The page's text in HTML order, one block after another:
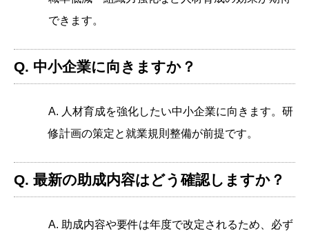
できます。
Q. 中小企業に向きますか？
A. 人材育成を強化したい中小企業に向きます。研
修計画の策定と就業規則整備が前提です。
Q. 最新の助成内容はどう確認しますか？
A. 助成内容や要件は年度で改定されるため、必ず